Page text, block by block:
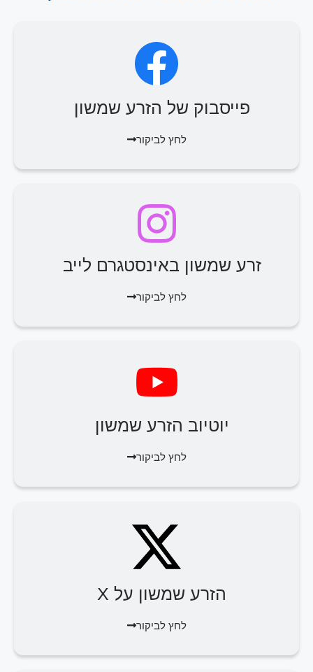
פייסבוק של הזרע שמשון
לחץ לביקור
זרע שמשון באינסטגרם לייב
לחץ לביקור
יוטיוב הזרע שמשון
לחץ לביקור
הזרע שמשון על X
לחץ לביקור